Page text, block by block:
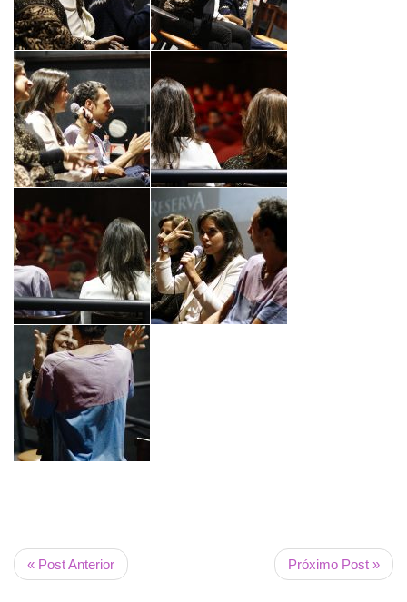
« Post Anterior Próximo Post »